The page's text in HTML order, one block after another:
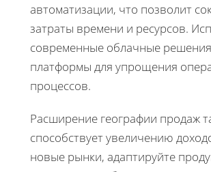
автоматизации, что позволит
затраты времени и ресурсов.
современные облачные
платформы для упрощения
процессов.
Расширение географии продаж
способствует увеличению
новые рынки, адаптируйте